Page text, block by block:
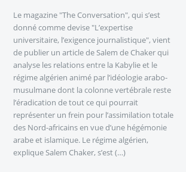
Le magazine "The Conversation", qui s’est
donné comme devise "L’expertise
universitaire, l’exigence journalistique", vient
de publier un article de Salem de Chaker qui
analyse les relations entre la Kabylie et le
régime algérien animé par l’idéologie arabo-
musulmane dont la colonne vertébrale reste
l’éradication de tout ce qui pourrait
représenter un frein pour l’assimilation totale
des Nord-africains en vue d’une hégémonie
arabe et islamique. Le régime algérien,
explique Salem Chaker, s’est (…)